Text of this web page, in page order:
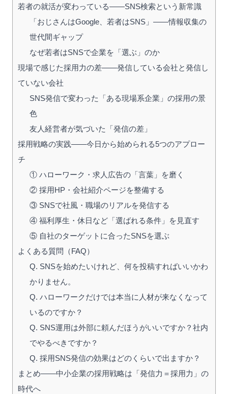
若者の就活が変わっている——SNS検索という新常識
「おじさんはGoogle、若者はSNS」——情報収集の
世代間ギャップ
なぜ若者はSNSで企業を「選ぶ」のか
現場で感じた採用力の差——発信している会社と発信し
ていない会社
SNS発信で変わった「ある現場系企業」の採用の景
色
友人経営者が気づいた「発信の差」
採用戦略の実践——今日から始められる5つのアプロー
チ
① ハローワーク・求人広告の「言葉」を磨く
② 採用HP・会社紹介ページを整備する
③ SNSで社風・職場のリアルを発信する
④ 福利厚生・休日など「選ばれる条件」を見直す
⑤ 自社のターゲットに合ったSNSを選ぶ
よくある質問（FAQ）
Q. SNSを始めたいけれど、何を投稿すればいいかわ
かりません。
Q. ハローワークだけでは本当に人材が来なくなって
いるのですか？
Q. SNS運用は外部に頼んだほうがいいですか？社内
でやるべきですか？
Q. 採用SNS発信の効果はどのくらいで出ますか？
まとめ——中小企業の採用戦略は「発信力＝採用力」の
時代へ